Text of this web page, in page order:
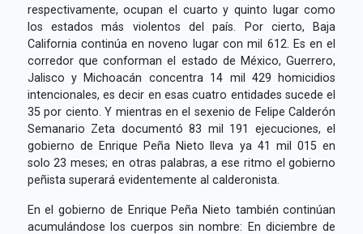
respectivamente, ocupan el cuarto y quinto lugar como
los estados más violentos del país. Por cierto, Baja
California continúa en noveno lugar con mil 612. Es en el
corredor que conforman el estado de México, Guerrero,
Jalisco y Michoacán concentra 14 mil 429 homicidios
intencionales, es decir en esas cuatro entidades sucede el
35 por ciento. Y mientras en el sexenio de Felipe Calderón
Semanario Zeta documentó 83 mil 191 ejecuciones, el
gobierno de Enrique Peña Nieto lleva ya 41 mil 015 en
solo 23 meses; en otras palabras, a ese ritmo el gobierno
peñista superará evidentemente al calderonista.
En el gobierno de Enrique Peña Nieto también continúan
acumulándose los cuerpos sin nombre: En diciembre de